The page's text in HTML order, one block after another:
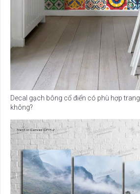
Decal gạch bông cổ điển có phù hợp
không?